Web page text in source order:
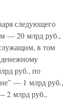
следующего
— 20 млрд руб.,
в том
руб., по
— 1 млрд руб.,
2 млрд руб.,